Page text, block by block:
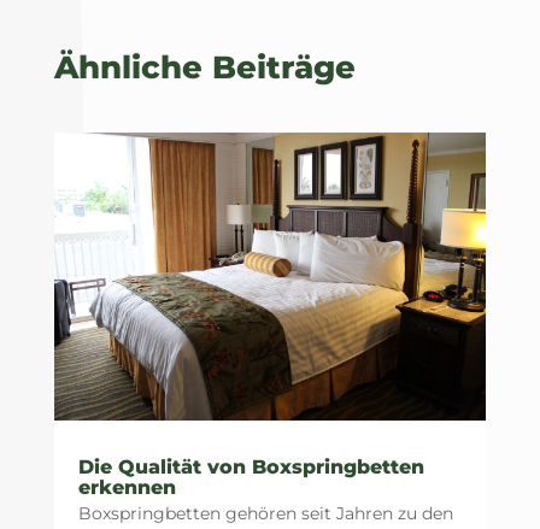
Ähnliche Beiträge
Die Qualität von Boxspringbetten
erkennen
Boxspringbetten gehören seit Jahren zu den